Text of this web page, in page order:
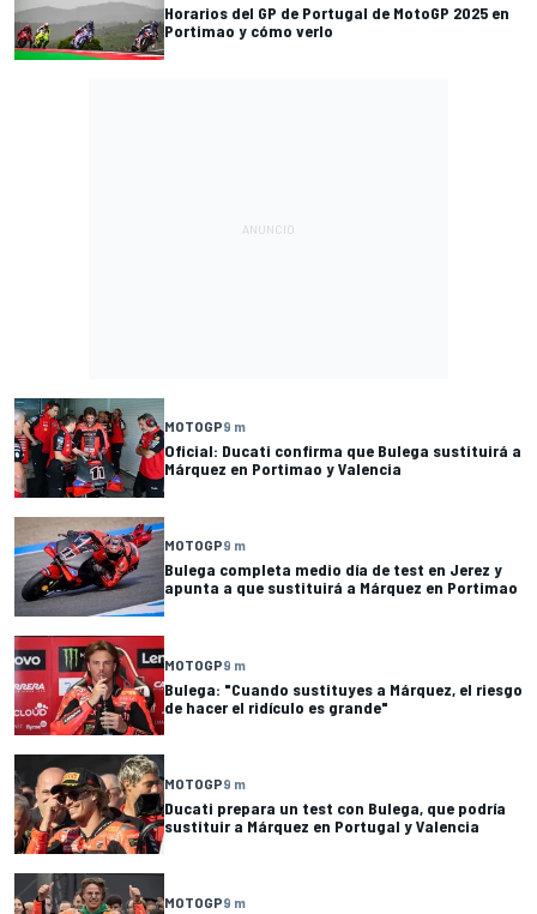
Horarios del GP de Portugal de MotoGP 2025 en
Portimao y cómo verlo
MOTOGP9 m
Oficial: Ducati confirma que Bulega sustituirá a
Márquez en Portimao y Valencia
MOTOGP9 m
Bulega completa medio día de test en Jerez y
apunta a que sustituirá a Márquez en Portimao
MOTOGP9 m
Bulega: "Cuando sustituyes a Márquez, el riesgo
de hacer el ridículo es grande"
MOTOGP9 m
Ducati prepara un test con Bulega, que podría
sustituir a Márquez en Portugal y Valencia
MOTOGP9 m